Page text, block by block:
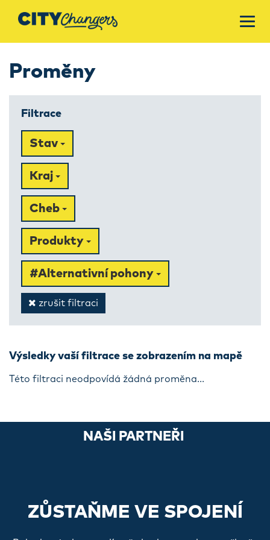
Proměny
Filtrace
Stav
Kraj
Cheb
Produkty
#Alternativní pohony
zrušit filtraci
Výsledky vaší filtrace se zobrazením na mapě
Této filtraci neodpovídá žádná proměna...
NAŠI PARTNEŘI
ZŮSTAŇME VE SPOJENÍ